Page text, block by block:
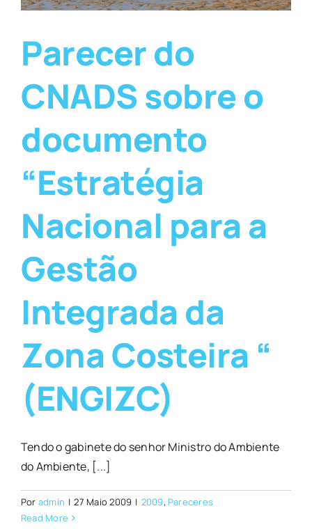
Parecer do
CNADS sobre o
documento
“Estratégia
Nacional para a
Gestão
Integrada da
Zona Costeira “
(ENGIZC)
Tendo o gabinete do senhor Ministro do Ambiente
do Ambiente, [...]
Por admin | 27 Maio 2009 | 2009, Pareceres
Read More